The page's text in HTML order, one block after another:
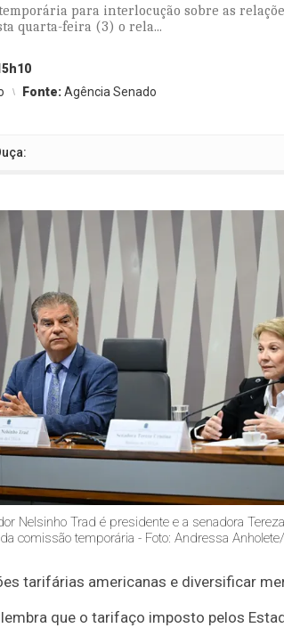
para interlocução sobre as
quarta-feira (3) o rela...
Fonte:Agência Senado
Nelsinho Trad é presidente e a senadora
comissão temporária - Foto: Andressa
tarifárias americanas e diversificar
que o tarifaço imposto pelos